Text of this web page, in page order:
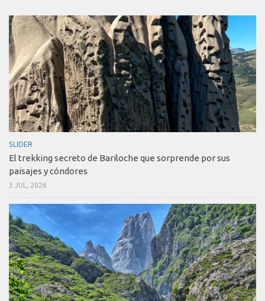
SLIDER
El trekking secreto de Bariloche que sorprende por sus
paisajes y cóndores
3 JUL, 2026